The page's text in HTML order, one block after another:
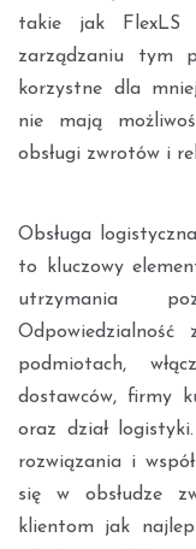
takie jak FlexLS
zarządzaniu tym
korzystne dla
nie mają
obsługi zwrotów i
Obsługa
to kluczowy
utrzymania
podmiotach,
dostawców, firmy
oraz dział
rozwiązania i
się w obsłudze
klientom jak